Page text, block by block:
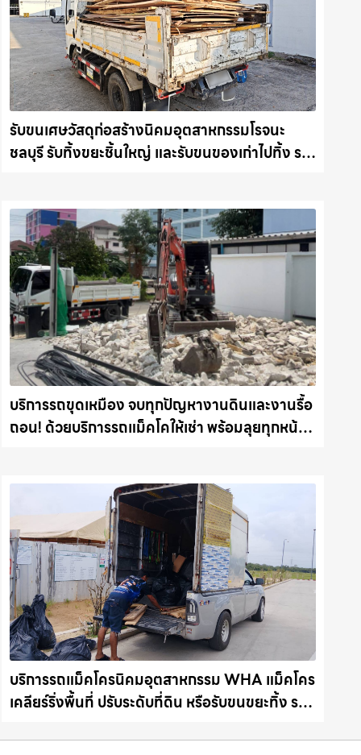
รับขนเศษวัสดุก่อสร้างนิคมอุตสาหกรรมโรจนะ
ชลบุรี รับทิ้งขยะชิ้นใหญ่ และรับขนของเก่าไปทิ้ง รถ
บริการรถขุดเหมือง จบทุกปัญหางานดินและงานรื้อ
ถอน! ด้วยบริการรถแม็คโคให้เช่า พร้อมลุยทุกหน้า
บริการรถแม็คโครนิคมอุตสาหกรรม WHA แม็คโคร
เคลียร์ริ่งพื้นที่ ปรับระดับที่ดิน หรือรับขนขยะทิ้ง รถ